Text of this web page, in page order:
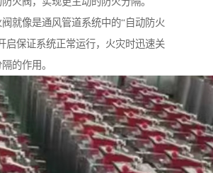
就像是通风管道系统中的“自动防火
启保证系统正常运行，火灾时迅速关
的作用。